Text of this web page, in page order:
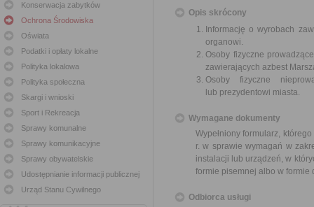
Konserwacja zabytków
Ochrona Środowiska
Oświata
Podatki i opłaty lokalne
Polityka lokalowa
Polityka społeczna
Skargi i wnioski
Sport i Rekreacja
Sprawy komunalne
Sprawy komunikacyjne
Sprawy obywatelskie
Udostępnianie informacji publicznej
Urząd Stanu Cywilnego
Opis skrócony
Informację o wyrobach
organowi.
Osoby fizyczne
zawierających azbest
Osoby fizyczne
lub prezydentowi miasta.
Wymagane dokumenty
Wypełniony formularz,
r. w sprawie wymagań w
instalacji lub urządzeń, w
formie pisemnej albo w formie
Odbiorca usługi